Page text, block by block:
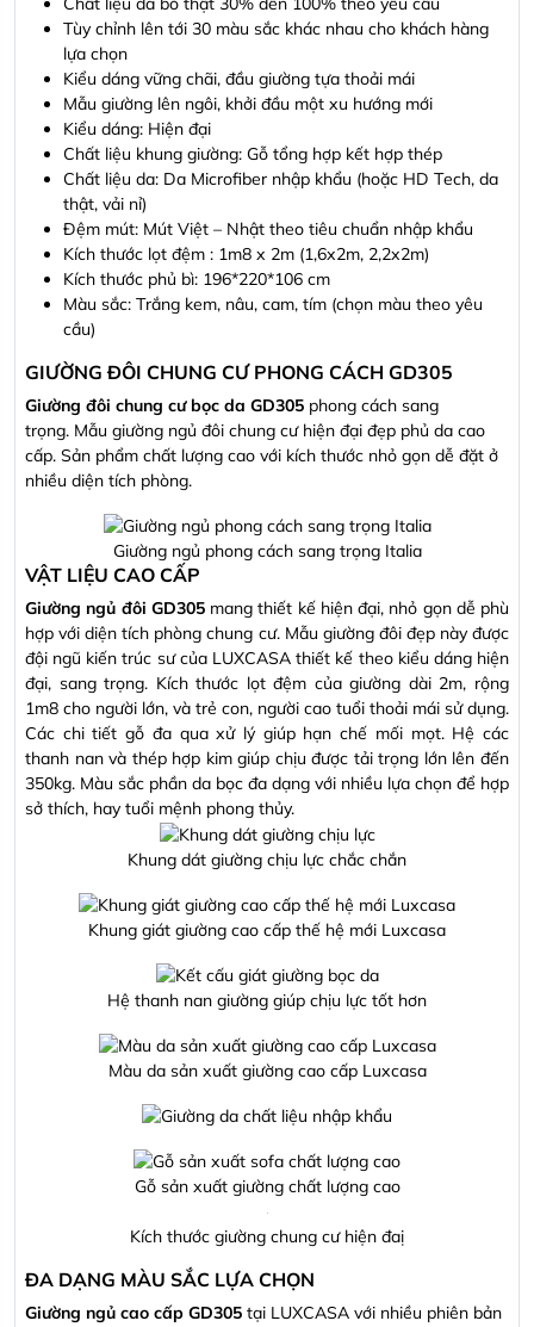
Tùy chỉnh lên tới 30 màu sắc khác nhau cho khách hàng
lựa chọn
Kiểu dáng vững chãi, đầu giường tựa thoải mái
Mẫu giường lên ngôi, khởi đầu một xu hướng mới
Kiểu dáng: Hiện đại
Chất liệu khung giường: Gỗ tổng hợp kết hợp thép
Chất liệu da: Da Microfiber nhập khẩu (hoặc HD Tech, da
thật, vải nỉ)
Đệm mút: Mút Việt – Nhật theo tiêu chuẩn nhập khẩu
Kích thước lọt đệm : 1m8 x 2m (1,6x2m, 2,2x2m)
Kích thước phủ bì: 196*220*106 cm
Màu sắc: Trắng kem, nâu, cam, tím (chọn màu theo yêu
cầu)
GIƯỜNG ĐÔI CHUNG CƯ PHONG CÁCH GD305
Giường đôi chung cư bọc da GD305 phong cách sang
trọng. Mẫu giường ngủ đôi chung cư hiện đại đẹp phủ da cao
cấp. Sản phẩm chất lượng cao với kích thước nhỏ gọn dễ đặt ở
nhiều diện tích phòng.
Giường ngủ phong cách sang trọng Italia
VẬT LIỆU CAO CẤP
Giường ngủ đôi GD305mang thiết kế hiện đại, nhỏ gọn dễ phù
hợp với diện tích phòng chung cư. Mẫu giường đôi đẹp này được
đội ngũ kiến trúc sư của LUXCASA thiết kế theo kiểu dáng hiện
đại, sang trọng. Kích thước lọt đệm của giường dài 2m, rộng
1m8 cho người lớn, và trẻ con, người cao tuổi thoải mái sử dụng.
Các chi tiết gỗ đa qua xử lý giúp hạn chế mối mọt. Hệ các
thanh nan và thép hợp kim giúp chịu được tải trọng lớn lên đến
350kg. Màu sắc phần da bọc đa dạng với nhiều lựa chọn để hợp
sở thích, hay tuổi mệnh phong thủy.
Khung dát giường chịu lực chắc chắn
Khung giát giường cao cấp thế hệ mới Luxcasa
Hệ thanh nan giường giúp chịu lực tốt hơn
Màu da sản xuất giường cao cấp Luxcasa
Gỗ sản xuất giường chất lượng cao
Kích thước giường chung cư hiện đaị
ĐA DẠNG MÀU SẮC LỰA CHỌN
Giường ngủ cao cấp GD305 tại LUXCASA với nhiều phiên bản